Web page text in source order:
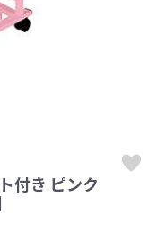
付き ピンク